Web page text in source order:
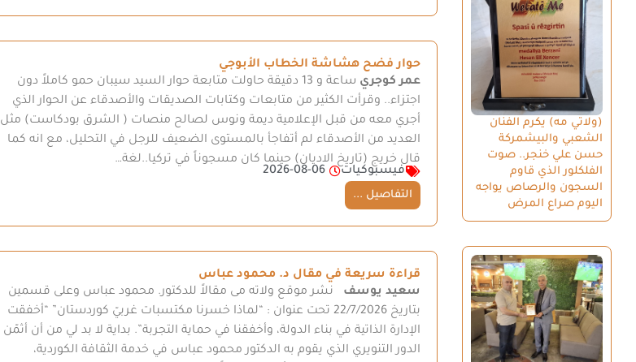
(ولاتي مه) يكرم الفنان
الشعبي والبيشمركة
حسن علي خنجر.. صوت
الفلكلور الذي قاوم
السجون والرصاص يواجه
اليوم صراع المرض
حوار فضح هشاشة الخطاب الأبوجي
عمر كوجري
ساعة و 13 دقيقة حاولت متابعة حوار السيد سيبان حمو كاملاً دون
اجتزاء.. وقرأت الكثير من متابعات وكتابات الصديقات والأصدقاء عن الحوار الذي
أجري معه من قبل الإعلامية ديمة ونوس لصالح منصات ( الشرق بودكاست) مثل
العديد من الأصدقاء لم أتفاجأ بالمستوى الضعيف للرجل في التحليل، مع انه كما
قال خريج (تاريخ الاديان) حينما كان مسجوناً في تركيا..لغة…
فيسبوكيات
2026-08-06
التفاصيل ...
قراءة سريعة في مقال د. محمود عباس
سعيد يوسف
نشر موقع ولاته مى مقالاً للدكتور. محمود عباس وعلى قسمين
بتاريخ 22/7/2026 تحت عنوان : “لماذا خسرنا مكتسبات غربيّ كوردستان” “أخفقت
الإدارة الذاتية في بناء الدولة، وأخفقنا في حماية التجربة”. بداية لا بد لي من أن أثمّن
الدور التنويري الذي يقوم به الدكتور محمود عباس في خدمة الثقافة الكوردية،